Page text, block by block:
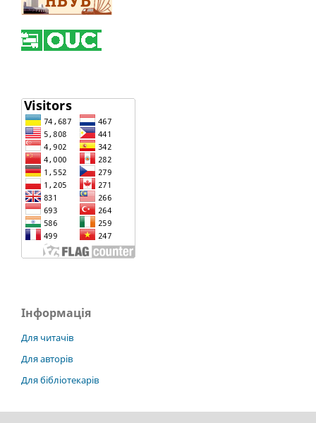
Інформація
Для читачів
Для авторів
Для бібліотекарів